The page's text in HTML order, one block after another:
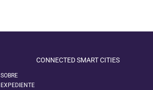
CONNECTED SMART CITIES
SOBRE
EXPEDIENTE